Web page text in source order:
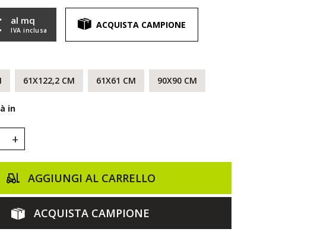
IVA inclusa
al mq ACQUISTA CAMPIONE
61X122,2 CM 61X61 CM 90X90 CM
in
+
AGGIUNGI AL CARRELLO
ACQUISTA CAMPIONE